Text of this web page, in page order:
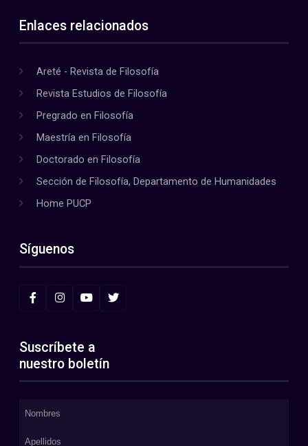
Enlaces relacionados
Areté - Revista de Filosofía
Revista Estudios de Filosofía
Pregrado en Filosofía
Maestría en Filosofía
Doctorado en Filosofía
Sección de Filosofía, Departamento de Humanidades
Home PUCP
Síguenos
Suscríbete a
nuestro boletín